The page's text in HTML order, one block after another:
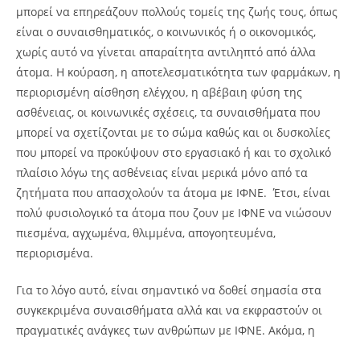
μπορεί να επηρεάζουν πολλούς τομείς της ζωής τους, όπως
είναι ο συναισθηματικός, ο κοινωνικός ή ο οικονομικός,
χωρίς αυτό να γίνεται απαραίτητα αντιληπτό από άλλα
άτομα. Η κούραση, η αποτελεσματικότητα των φαρμάκων, η
περιορισμένη αίσθηση ελέγχου, η αβέβαιη φύση της
ασθένειας, οι κοινωνικές σχέσεις, τα συναισθήματα που
μπορεί να σχετίζονται με το σώμα καθώς και οι δυσκολίες
που μπορεί να προκύψουν στο εργασιακό ή και το σχολικό
πλαίσιο λόγω της ασθένειας είναι μερικά μόνο από τα
ζητήματα που απασχολούν τα άτομα με ΙΦΝΕ. Έτσι, είναι
πολύ φυσιολογικό τα άτομα που ζουν με ΙΦΝΕ να νιώσουν
πιεσμένα, αγχωμένα, θλιμμένα, απογοητευμένα,
περιορισμένα.
Για το λόγο αυτό, είναι σημαντικό να δοθεί σημασία στα
συγκεκριμένα συναισθήματα αλλά και να εκφραστούν οι
πραγματικές ανάγκες των ανθρώπων με ΙΦΝΕ. Ακόμα, η